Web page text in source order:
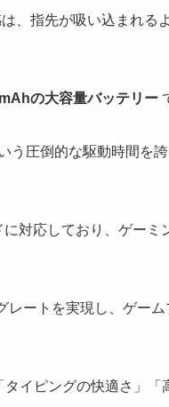
、指先が吸い込まれる
の大容量バッテリー
う圧倒的な駆動時間を
対応しており、ゲーミ
ートを実現し、ゲー
イピングの快適さ」